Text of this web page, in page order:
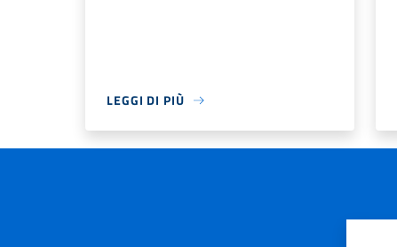
LEGGI DI PIÙ